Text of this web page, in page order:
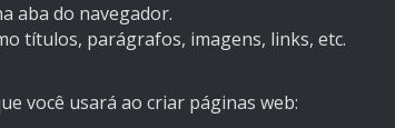
aba do navegador.
títulos, parágrafos, imagens, links, etc.
você usará ao criar páginas web: